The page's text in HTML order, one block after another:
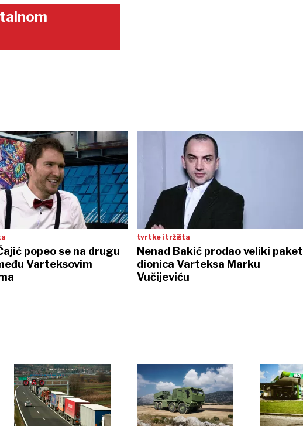
popeo se na drugu
Varteksovim
tvrtke i tržišta
Nenad Bakić prodao veliki paket
dionica Varteksa Marku
Vučijeviću